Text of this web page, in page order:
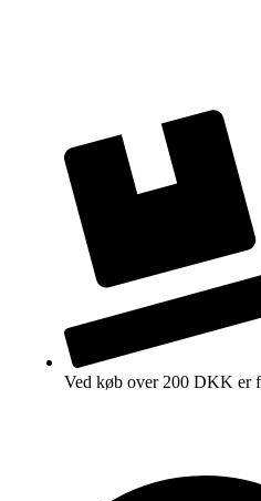
Ved køb over 200 DKK er